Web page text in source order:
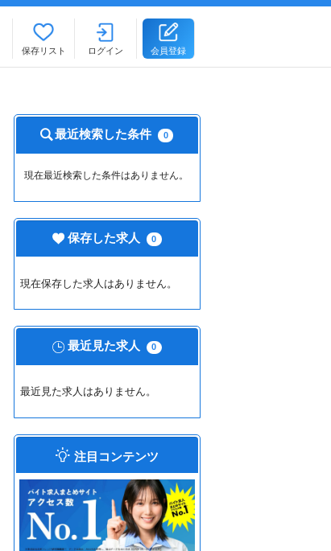
保存リスト ログイン 会員登録
最近検索した条件 0
現在最近検索した条件はありません。
保存した求人 0
現在保存した求人はありません。
最近見た求人 0
最近見た求人はありません。
注目コンテンツ